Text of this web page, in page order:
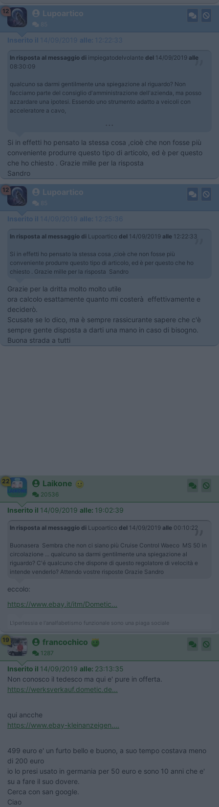
12 Lupoartico
85
Inserito il 14/09/2019 alle: 12:22:33
In risposta al messaggio di impiegatodelvolante del 14/09/2019 alle
08:30:09
qualcuno sa darmi gentilmente una spiegazione al riguardo? Non
facciamo parte del consiglio d'amministrazione dell'azienda, ma posso
azzardare una ipotesi. Essendo uno strumento adatto a veicoli con
acceleratore a cavo,
...
Si in effetti ho pensato la stessa cosa ,cioè che non fosse più
conveniente produrre questo tipo di articolo, ed è per questo
che ho chiesto . Grazie mille per la risposta
Sandro
12 Lupoartico
85
Inserito il 14/09/2019 alle: 12:25:36
In risposta al messaggio di Lupoartico del 14/09/2019 alle 12:22:33
Si in effetti ho pensato la stessa cosa ,cioè che non fosse più
conveniente produrre questo tipo di articolo, ed è per questo che ho
chiesto . Grazie mille per la risposta Sandro
Grazie per la dritta molto molto utile
ora calcolo esattamente quanto mi costerà effettivamente e
deciderò.
Scusate se lo dico, ma è sempre rassicurante sapere che c'è
sempre gente disposta a darti una mano in caso di bisogno.
Buona strada a tutti
22 Laikone
20536
Inserito il 14/09/2019 alle: 19:02:39
In risposta al messaggio di Lupoartico del 14/09/2019 alle 00:10:22
Buonasera Sembra che non ci siano più Cruise Control Waeco MS 50 in
circolazione ... qualcuno sa darmi gentilmente una spiegazione al
riguardo? C'é qualcuno che dispone di questo regolatore di velocità e
intende venderlo? Attendo vostre risposte Grazie Sandro
eccolo:
https://www.ebay.it/itm/Dometic...
L'iperlessia e l'analfabetismo funzionale sono una piaga sociale
19 francochico
1287
Inserito il 14/09/2019 alle: 23:13:35
Non conosco il tedesco ma qui e' pure in offerta.
https://werksverkauf.dometic.de...
qui ancche
https://www.ebay-kleinanzeigen....
499 euro e' un furto bello e buono, a suo tempo costava meno
di 200 euro
io lo presi usato in germania per 50 euro e sono 10 anni che e'
su a fare il suo dovere.
Cerca con san google.
Ciao